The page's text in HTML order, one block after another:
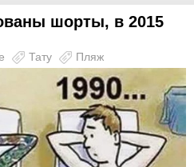
шорты, в 2015
Тату Пляж